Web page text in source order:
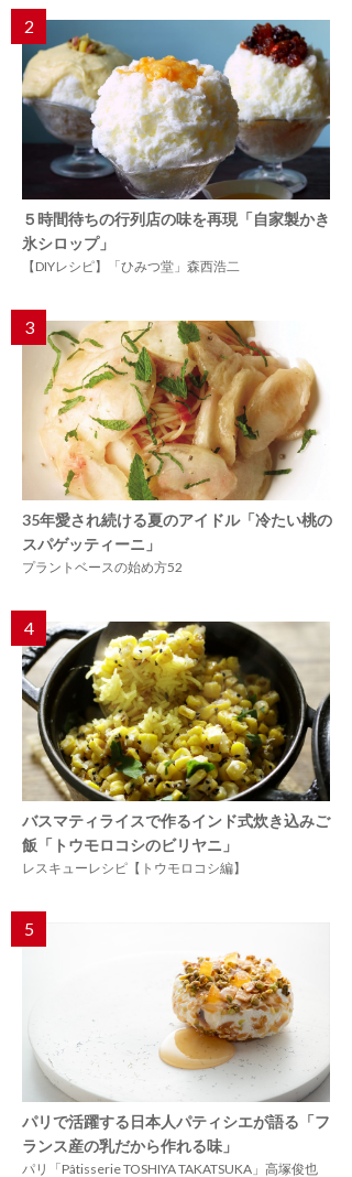
2
５時間待ちの行列店の味を再現「自家製かき
氷シロップ」
【DIYレシピ】「ひみつ堂」森西浩二
3
35年愛され続ける夏のアイドル「冷たい桃の
スパゲッティーニ」
プラントベースの始め方52
4
バスマティライスで作るインド式炊き込みご
飯「トウモロコシのビリヤニ」
レスキューレシピ【トウモロコシ編】
5
パリで活躍する日本人パティシエが語る「フ
ランス産の乳だから作れる味」
パリ「Pâtisserie TOSHIYA TAKATSUKA」高塚俊也